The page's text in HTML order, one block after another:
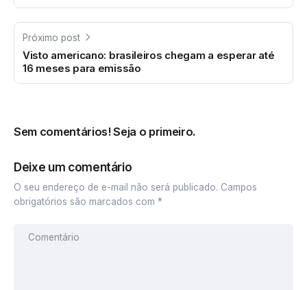
Próximo post
Visto americano: brasileiros chegam a esperar até
16 meses para emissão
Sem comentários! Seja o primeiro.
Deixe um comentário
O seu endereço de e-mail não será publicado. Campos
obrigatórios são marcados com *